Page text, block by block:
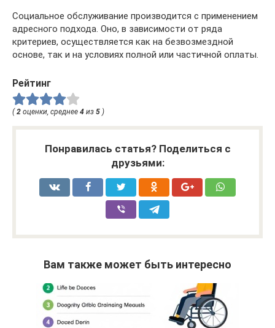
Социальное обслуживание производится с применением
адресного подхода. Оно, в зависимости от ряда
критериев, осуществляется как на безвозмездной
основе, так и на условиях полной или частичной оплаты.
Рейтинг
( 2 оценки, среднее 4 из 5 )
Понравилась статья? Поделиться с
друзьями:
Вам также может быть интересно